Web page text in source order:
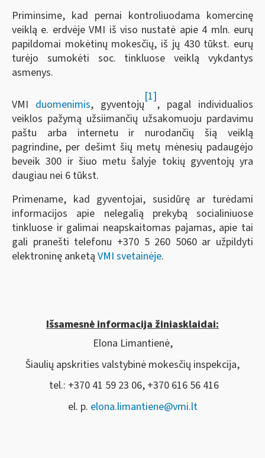
Priminsime, kad pernai kontroliuodama komercinę
veiklą e. erdvėje VMI iš viso nustatė apie 4 mln. eurų
papildomai mokėtinų mokesčių, iš jų 430 tūkst. eurų
turėjo sumokėti soc. tinkluose veiklą vykdantys
asmenys.
VMI duomenimis, gyventojų
[1]
, pagal individualios
veiklos pažymą užsiimančių užsakomuoju pardavimu
paštu arba internetu ir nurodančių šią veiklą
pagrindine, per dešimt šių metų mėnesių padaugėjo
beveik 300 ir šiuo metu šalyje tokių gyventojų yra
daugiau nei 6 tūkst.
Primename, kad gyventojai, susidūrę ar turėdami
informacijos apie nelegalią prekybą socialiniuose
tinkluose ir galimai neapskaitomas pajamas, apie tai
gali pranešti telefonu +370 5 260 5060 ar užpildyti
elektroninę anketą VMI svetainėje.
Išsamesnė informacija žiniasklaidai:
Elona Limantienė,
Šiaulių apskrities valstybinė mokesčių inspekcija,
tel.: +370 41 59 23 06, +370 616 56 416
el. p. elona.limantiene@vmi.lt